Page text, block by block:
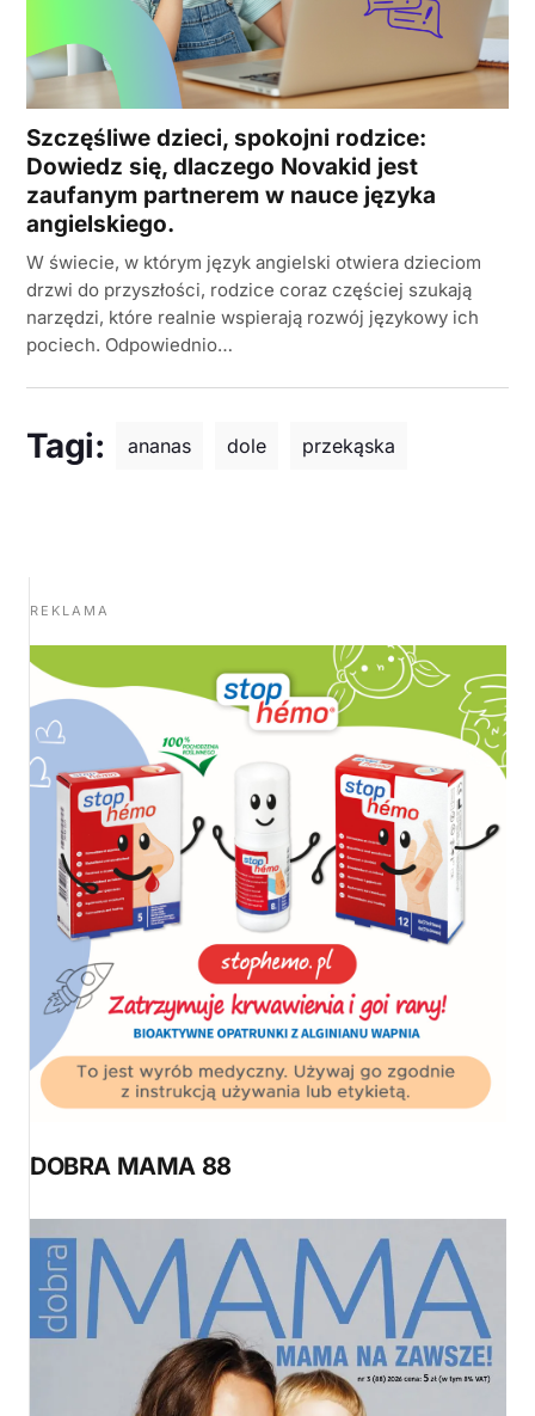
Szczęśliwe dzieci, spokojni rodzice:
Dowiedz się, dlaczego Novakid jest
zaufanym partnerem w nauce języka
angielskiego.
W świecie, w którym język angielski otwiera dzieciom
drzwi do przyszłości, rodzice coraz częściej szukają
narzędzi, które realnie wspierają rozwój językowy ich
pociech. Odpowiednio…
Tagi: ananas dole przekąska
REKLAMA
DOBRA MAMA 88